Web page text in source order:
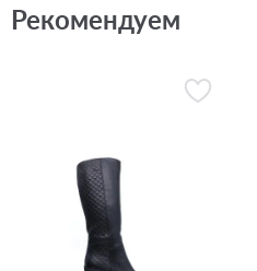
Рекомендуем